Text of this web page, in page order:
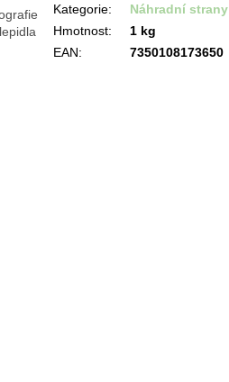
Kategorie:
Náhradní strany
Hmotnost:
1 kg
EAN: 7350108173650